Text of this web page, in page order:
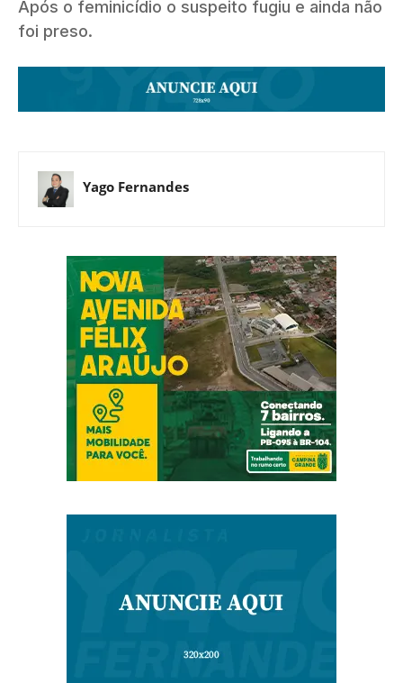
Após o feminicídio o suspeito fugiu e ainda não
foi preso.
Yago Fernandes